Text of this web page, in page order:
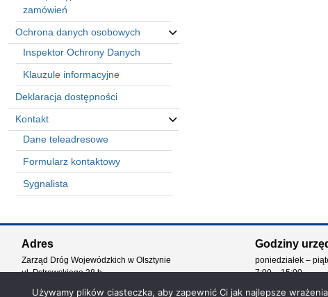
zamówień
Ochrona danych osobowych
Inspektor Ochrony Danych
Klauzule informacyjne
Deklaracja dostępności
Kontakt
Dane teleadresowe
Formularz kontaktowy
Sygnalista
Categories
Adres
Zarząd Dróg Wojewódzkich w Olsztynie
ul. Pstrowskiego 28 b
Godziny
poniedziałek –
7:00 – 15:00
Używamy plików ciasteczka, aby zapewnić Ci jak najlepsze